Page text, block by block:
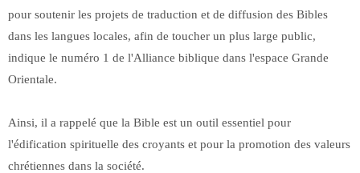
pour soutenir les projets de traduction et de diffusion des Bibles
dans les langues locales, afin de toucher un plus large public,
indique le numéro 1 de l'Alliance biblique dans l'espace Grande
Orientale.
Ainsi, il a rappelé que la Bible est un outil essentiel pour
l'édification spirituelle des croyants et pour la promotion des valeurs
chrétiennes dans la société.